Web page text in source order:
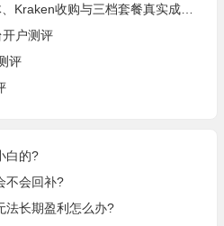
户测评
评
白的?
不会回补?
法长期盈利怎么办?